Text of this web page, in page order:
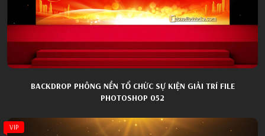
BACKDROP PHÔNG NỀN TỔ CHỨC SỰ KIỆN GIẢI TRÍ FILE
PHOTOSHOP 052
VIP